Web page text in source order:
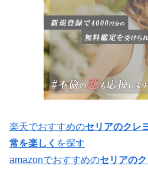
楽天でおすすめのセリアのクレ
常を楽しく を探す
amazonでおすすめのセリアの